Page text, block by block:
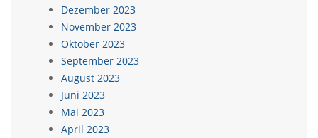
Dezember 2023
November 2023
Oktober 2023
September 2023
August 2023
Juni 2023
Mai 2023
April 2023